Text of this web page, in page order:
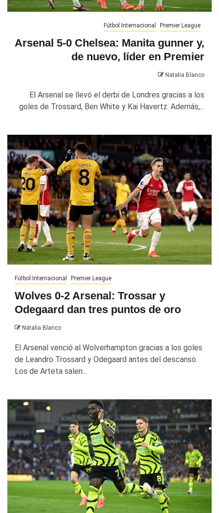
Fútbol Internacional Premier League
Arsenal 5-0 Chelsea: Manita gunner y,
de nuevo, líder en Premier
Natalia Blanco
El Arsenal se llevó el derbi de Londres gracias a los
goles de Trossard, Ben White y Kai Havertz. Además,...
Fútbol Internacional Premier League
Wolves 0-2 Arsenal: Trossar y
Odegaard dan tres puntos de oro
Natalia Blanco
El Arsenal venció al Wolverhampton gracias a los goles
de Leandro Trossard y Odegaard antes del descanso.
Los de Arteta salen...